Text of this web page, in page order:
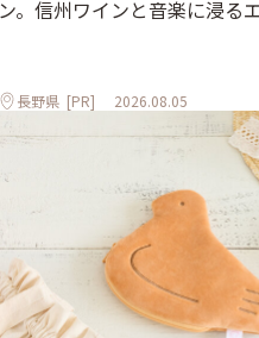
ン。信州ワインと音楽に浸る
長野県 [PR] 2026.08.05